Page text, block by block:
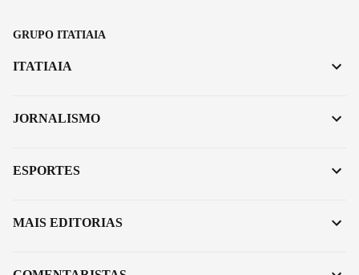
GRUPO ITATIAIA
ITATIAIA
JORNALISMO
ESPORTES
MAIS EDITORIAS